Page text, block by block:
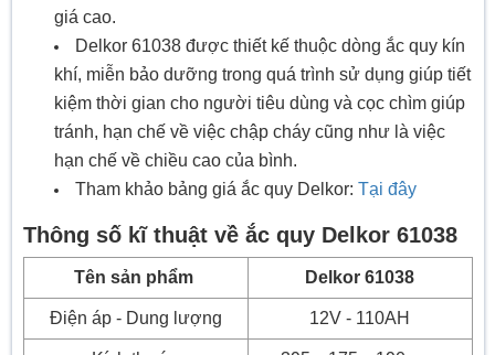
giá cao.
Delkor 61038 được thiết kế thuộc dòng ắc quy kín
khí, miễn bảo dưỡng trong quá trình sử dụng giúp tiết
kiệm thời gian cho người tiêu dùng và cọc chìm giúp
tránh, hạn chế về việc chập cháy cũng như là việc
hạn chế về chiều cao của bình.
Tham khảo bảng giá ắc quy Delkor: Tại đây
Thông số kĩ thuật về ắc quy Delkor 61038
Tên sản phẩm Delkor 61038
Điện áp - Dung lượng 12V - 110AH